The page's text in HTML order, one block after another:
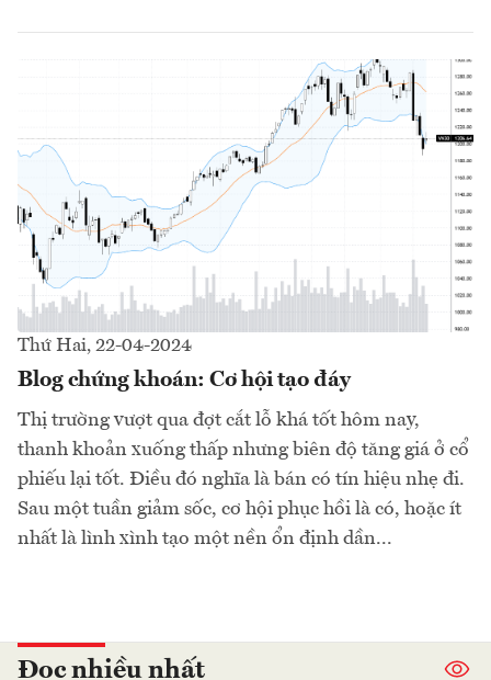
Thứ Hai, 22-04-2024
Blog chứng khoán: Cơ hội tạo đáy
Thị trường vượt qua đợt cắt lỗ khá tốt hôm nay,
thanh khoản xuống thấp nhưng biên độ tăng giá ở cổ
phiếu lại tốt. Điều đó nghĩa là bán có tín hiệu nhẹ đi.
Sau một tuần giảm sốc, cơ hội phục hồi là có, hoặc ít
nhất là lình xình tạo một nền ổn định dần...
Đọc nhiều nhất